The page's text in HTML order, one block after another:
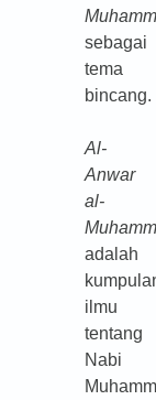
sebagai
tema
bincang.
Al-
Anwar
al-
adalah
ilmu
tentang
Nabi